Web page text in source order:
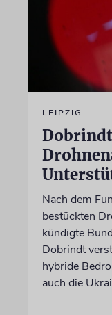
LEIPZIG
Nach dem
bestückten
kündigte
Dobrindt
hybride
auch die